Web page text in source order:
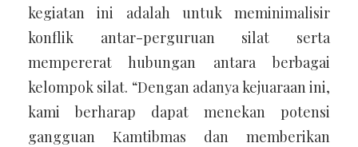
kegiatan ini adalah untuk meminimalisir
konflik antar-perguruan silat serta
mempererat hubungan antara berbagai
kelompok silat. “Dengan adanya kejuaraan ini,
kami berharap dapat menekan potensi
gangguan Kamtibmas dan memberikan